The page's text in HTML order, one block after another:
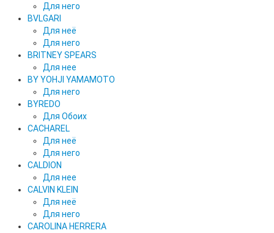
Для него
BVLGARI
Для неё
Для него
BRITNEY SPEARS
Для нее
BY YOHJI YAMAMOTO
Для него
BYREDO
Для Обоих
CACHAREL
Для неё
Для него
CALDION
Для нее
CALVIN KLEIN
Для неё
Для него
CAROLINA HERRERA